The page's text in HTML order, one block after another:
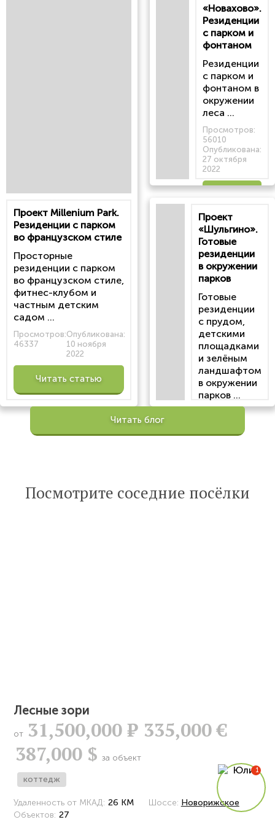
Проект Millenium Park.
Резиденции с парком
во французском стиле
Просторные
резиденции с парком
во французском стиле,
фитнес-клубом и
частным детским
садом ...
Просмотров:
46337
Опубликована:
10 ноября
2022
Читать статью
«Новахово».
Резиденции
с парком и
фонтаном
Резиденции
с парком и
фонтаном в
окружении
леса ...
Просмотров:
56010
Опубликована:
27 октября
2022
статью
Проект
«Шульгино».
Готовые
резиденции
в окружении
парков
Готовые
резиденции
с прудом,
детскими
площадками
и зелёным
ландшафтом
в окружении
парков ...
Просмотров:
Опубликована:
статью
Читать блог
Посмотрите соседние посёлки
Лесные зори
от 31,500,000Р 335,000 €
387,000 $ за объект
коттедж
Удаленность от МКАД: 26 КМ Шоссе: Новорижское
Объектов: 27